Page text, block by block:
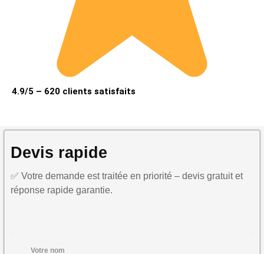
4.9/5 – 620 clients satisfaits
Devis rapide
✅ Votre demande est traitée en priorité – devis gratuit et
réponse rapide garantie.
Votre nom